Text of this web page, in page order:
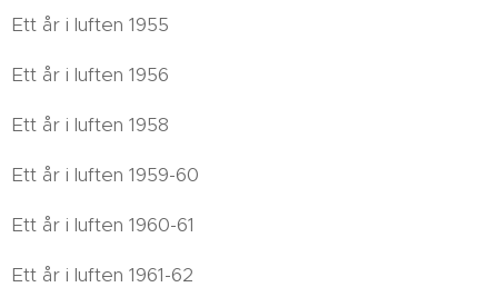
Ett år i luften 1955
Ett år i luften 1956
Ett år i luften 1958
Ett år i luften 1959-60
Ett år i luften 1960-61
Ett år i luften 1961-62